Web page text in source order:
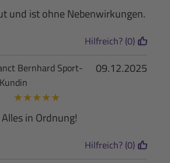
und ist ohne Nebenwirkungen.
Hilfreich? (0)
09.12.2025
Bernhard Sport-
Kundin
★★★★★
Alles in Ordnung!
Hilfreich? (0)